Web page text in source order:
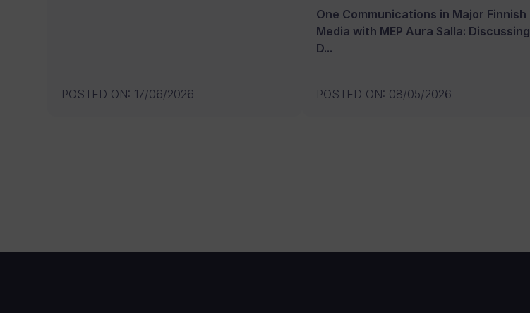
POSTED ON: 17/06/2026
One Communications in Major Finnish
Media with MEP Aura Salla: Discussing
D...
POSTED ON: 08/05/2026